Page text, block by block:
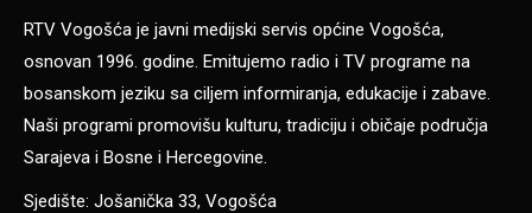
RTV Vogošća je javni medijski servis općine Vogošća,
osnovan 1996. godine. Emitujemo radio i TV programe na
bosanskom jeziku sa ciljem informiranja, edukacije i zabave.
Naši programi promovišu kulturu, tradiciju i običaje područja
Sarajeva i Bosne i Hercegovine.
Sjedište: Jošanička 33, Vogošća